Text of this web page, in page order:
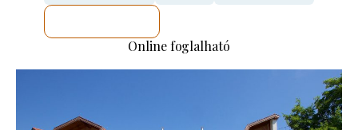
Online foglalható